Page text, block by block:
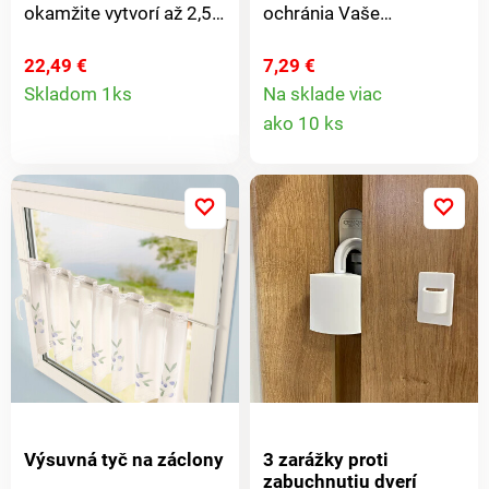
okamžite vytvorí až 2,5
priestoru na zavesenie -
ideálny pre hostí,
nastaviteľný, ľahko sa
zostavuje a vďaka 4
kolieskam je pojazdný.
22,49 €
Skladom 1ks
ochránia Vaše
pred odtlačkami prstov,
mastnotou a
škrabancami pri
nekĺzavý úchop - ideálny
pre každého, kto
starostlivo zaobchádza
so svojou zbierkou
vinylov.
7,29 €
Na sklade viac
ako 10 ks
Výsuvná tyč na záclony
3 zarážky proti
zabuchnutiu dverí